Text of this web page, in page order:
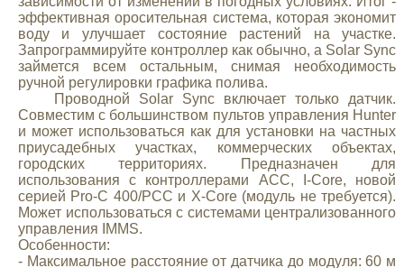
эффективная оросительная система, которая экономит
воду и улучшает состояние растений на участке.
Запрограммируйте контроллер как обычно, а Solar Sync
займется всем остальным, снимая необходимость
ручной регулировки графика полива.
Проводной Solar Sync включает только датчик.
Совместим с большинством пультов управления Hunter
и может использоваться как для установки на частных
приусадебных участках, коммерческих объектах,
городских территориях. Предназначен для
использования с контроллерами ACC, I-Core, новой
серией Pro-C 400/PCC и X-Core (модуль не требуется).
Может использоваться с системами централизованного
управления IMMS.
Особенности:
- Максимальное расстояние от датчика до модуля: 60 м